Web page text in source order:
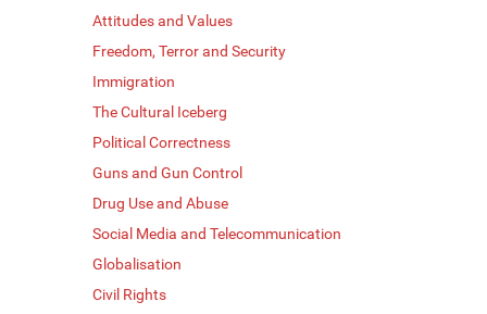
Attitudes and Values
Freedom, Terror and Security
Immigration
The Cultural Iceberg
Political Correctness
Guns and Gun Control
Drug Use and Abuse
Social Media and Telecommunication
Globalisation
Civil Rights